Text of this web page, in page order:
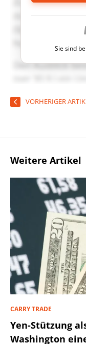
Sie sind
VORHERIGER
Weitere Artikel
CARRY TRADE
Yen-Stützung
Washington